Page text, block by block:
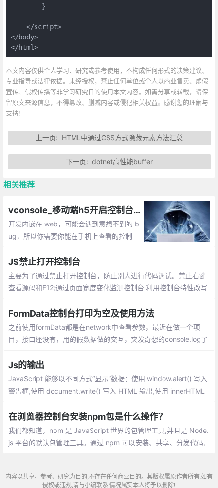
        }
    </script>
</body>
</html>
本文内容仅供个人学习、研究或参考使用，不构成任何形式的决策建议、
专业指导或法律依据。未经授权，禁止任何单位或个人以商业售卖、虚假
宣传、侵权传播等非学习研究目的使用本文内容。如需分享或转载，请保
留原文来源信息，不得篡改、删减内容或侵犯相关权益。感谢您的理解与
支持！
上一页: HTML中通过CSS方式隐藏元素方法汇总
下一页:dotnet高性能buffer
相关推荐
vconsole_移动端h5开启控制台的实现
开发内嵌在 web，可能会遇到意想不到的 b
ug，所以你需要你能在手机上查看的控制
只能使用移动版的chrome查看数据，兼容不
好，所以最近使用了vConsole 进行调试。
JS禁止打开控制台
主要为了通过禁止打开控制台，防止别人进行代码调试。禁止右键
查看源码和F12;通过页面宽度变化监测控制台;利用控制台特性改写
FormData控制台打印为空及使用方法
之前使用formData都是在network中查看参数，最近在做一个项
目，接口还没有，用的假数据做的交互，突发奇想的console.log了
Js的输出
JavaScript 能够以不同方式“显示”数据：使用 window.alert() 写入
警告框,使用 document.write() 写入 HTML 输出,使用 innerHTML
在浏览器控制台安装npm包是什么操作？
我们都知道，npm 是 JavaScript 世界的包管理工具,并且是 Node.
js 平台的默认包管理工具。通过 npm 可以安装、共享、分发代码,
内容以共享、参考、研究为目的,不存在任何商业目的。其版权属原作者所有,如有
侵权或违规,请与小编联系!情况属实本人将予以删除!